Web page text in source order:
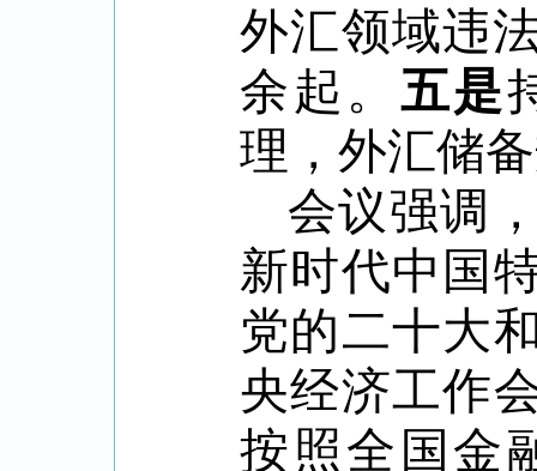
外汇领域违
余起。 五是
理，外汇储
会议强调
新时代中国
党的二十大
央经济工作
按照全国金